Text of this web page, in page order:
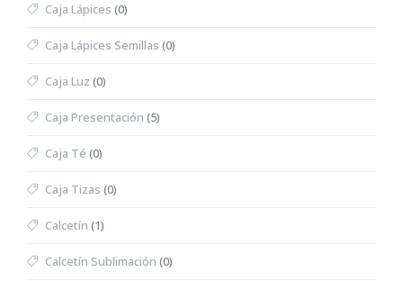
Caja Lápices (0)
Caja Lápices Semillas (0)
Caja Luz (0)
Caja Presentación (5)
Caja Té (0)
Caja Tizas (0)
Calcetín (1)
Calcetín Sublimación (0)